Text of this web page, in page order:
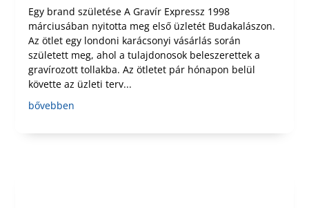
Egy brand születése A Gravír Expressz 1998
márciusában nyitotta meg első üzletét Budakalászon.
Az ötlet egy londoni karácsonyi vásárlás során
született meg, ahol a tulajdonosok beleszerettek a
gravírozott tollakba. Az ötletet pár hónapon belül
követte az üzleti terv...
bővebben